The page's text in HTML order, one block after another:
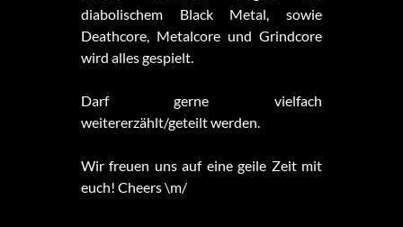
diabolischem Black Metal, sowie
Deathcore, Metalcore und Grindcore
wird alles gespielt.
Darf gerne vielfach
weitererzählt/geteilt werden.
Wir freuen uns auf eine geile Zeit mit
euch! Cheers \m/